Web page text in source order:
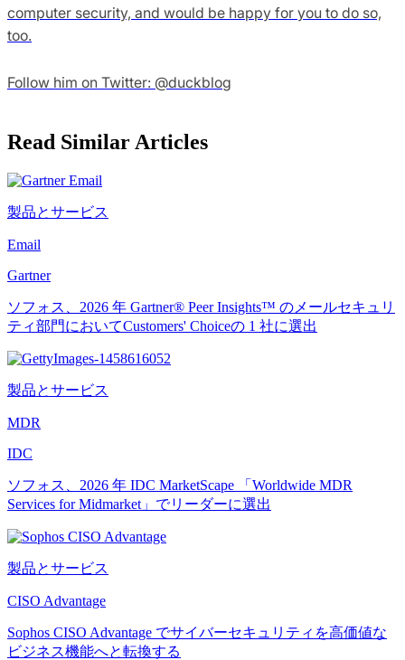
computer security, and would be happy for you to do so,
too.
Follow him on Twitter: @duckblog
Read Similar Articles
製品とサービス
Email
Gartner
ソフォス、2026 年 Gartner® Peer Insights™ のメールセキュリ
ティ部門においてCustomers' Choiceの 1 社に選出
製品とサービス
MDR
IDC
ソフォス、2026 年 IDC MarketScape 「Worldwide MDR
Services for Midmarket」でリーダーに選出
製品とサービス
CISO Advantage
Sophos CISO Advantage でサイバーセキュリティを高価値な
ビジネス機能へと転換する